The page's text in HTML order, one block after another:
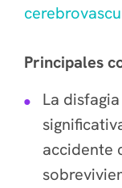
Principales
La
accidente